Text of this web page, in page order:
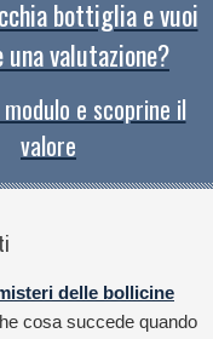
bottiglia e vuoi
una valutazione?
e scoprine il
valore
delle bollicine
cosa succede quando